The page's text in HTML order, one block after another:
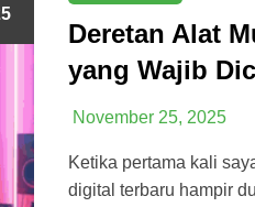
Deretan Alat
yang Wajib
November 25, 2025
Ketika pertama kali
digital terbaru hampir